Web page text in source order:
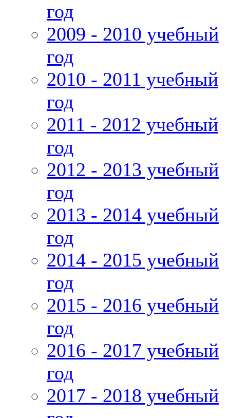
год
2009 - 2010 учебный
год
2010 - 2011 учебный
год
2011 - 2012 учебный
год
2012 - 2013 учебный
год
2013 - 2014 учебный
год
2014 - 2015 учебный
год
2015 - 2016 учебный
год
2016 - 2017 учебный
год
2017 - 2018 учебный